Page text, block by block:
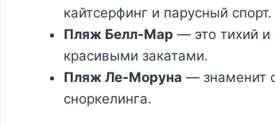
кайтсерфинг и парусный спорт.
Пляж Белл-Мар — это тихий
красивыми закатами.
Пляж Ле-Моруна — знаменит
сноркелинга.